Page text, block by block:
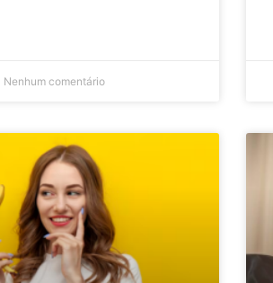
Nenhum comentário